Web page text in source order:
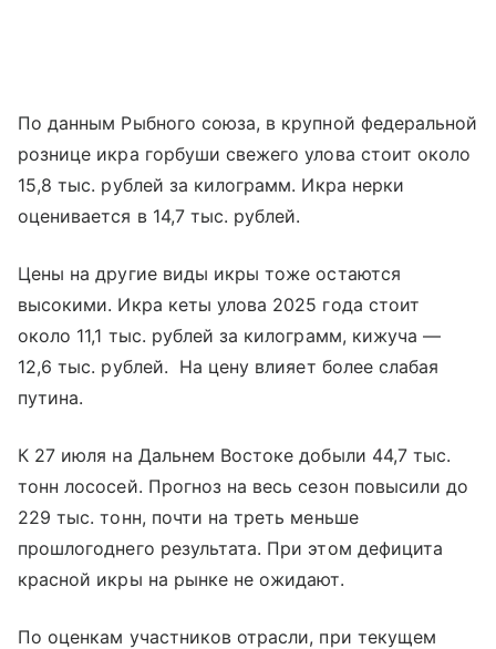
По данным Рыбного союза, в крупной федеральной
рознице икра горбуши свежего улова стоит около
15,8 тыс. рублей за килограмм. Икра нерки
оценивается в 14,7 тыс. рублей.
Цены на другие виды икры тоже остаются
высокими. Икра кеты улова 2025 года стоит
около 11,1 тыс. рублей за килограмм, кижуча —
12,6 тыс. рублей. На цену влияет более слабая
путина.
К 27 июля на Дальнем Востоке добыли 44,7 тыс.
тонн лососей. Прогноз на весь сезон повысили до
229 тыс. тонн, почти на треть меньше
прошлогоднего результата. При этом дефицита
красной икры на рынке не ожидают.
По оценкам участников отрасли, при текущем